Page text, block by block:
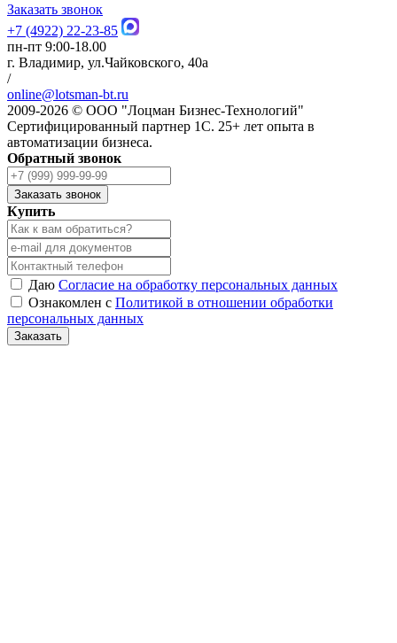
Заказать звонок
+7 (4922) 22-23-85
пн-пт 9:00-18.00
г. Владимир, ул.Чайковского, 40а
/
online@lotsman-bt.ru
2009-2026 © ООО "Лоцман Бизнес-Технологий"
Сертифицированный партнер 1С. 25+ лет опыта в
автоматизации бизнеса.
Обратный звонок
Заказать звонок
Купить
Даю Согласие на обработку персональных данных
Ознакомлен с Политикой в отношении обработки
персональных данных